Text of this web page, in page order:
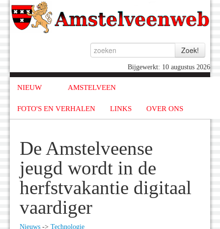
Bijgewerkt: 10 augustus 2026
NIEUW AMSTELVEEN
FOTO'S EN VERHALEN LINKS OVER ONS
De Amstelveense
jeugd wordt in de
herfstvakantie digitaal
vaardiger
Nieuws -> Technologie